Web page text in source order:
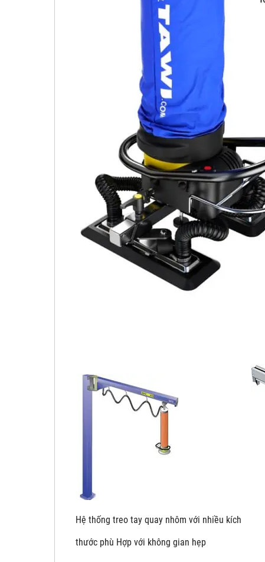
Hệ thống treo tay quay nhôm với
thước phù Hợp với không gian hẹp